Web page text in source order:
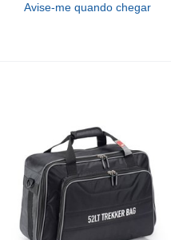
Avise-me quando chegar